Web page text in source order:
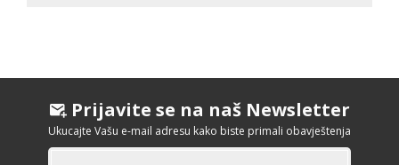
Prijavite se na naš Newsletter
Ukucajte Vašu e-mail adresu kako biste primali obavještenja